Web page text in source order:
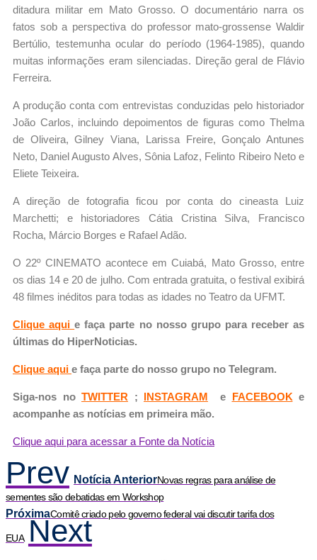
ditadura militar em Mato Grosso. O documentário narra os
fatos sob a perspectiva do professor mato-grossense Waldir
Bertúlio, testemunha ocular do período (1964-1985), quando
muitas informações eram silenciadas. Direção geral de Flávio
Ferreira.
A produção conta com entrevistas conduzidas pelo historiador
João Carlos, incluindo depoimentos de figuras como Thelma
de Oliveira, Gilney Viana, Larissa Freire, Gonçalo Antunes
Neto, Daniel Augusto Alves, Sônia Lafoz, Felinto Ribeiro Neto e
Eliete Teixeira.
A direção de fotografia ficou por conta do cineasta Luiz
Marchetti; e historiadores Cátia Cristina Silva, Francisco
Rocha, Márcio Borges e Rafael Adão.
O 22º CINEMATO acontece em Cuiabá, Mato Grosso, entre
os dias 14 e 20 de julho. Com entrada gratuita, o festival exibirá
48 filmes inéditos para todas as idades no Teatro da UFMT.
Clique aquie faça parte no nosso grupo para receber as
últimas do HiperNoticias.
Clique aqui e faça parte do nosso grupo no Telegram.
Siga-nos no TWITTER ; INSTAGRAM e FACEBOOK e
acompanhe as notícias em primeira mão.
Clique aqui para acessar a Fonte da Notícia
Prev Notícia AnteriorNovas regras para análise de
sementes são debatidas em Workshop
PróximaComitê criado pelo governo federal vai discutir tarifa dos
EUA Next